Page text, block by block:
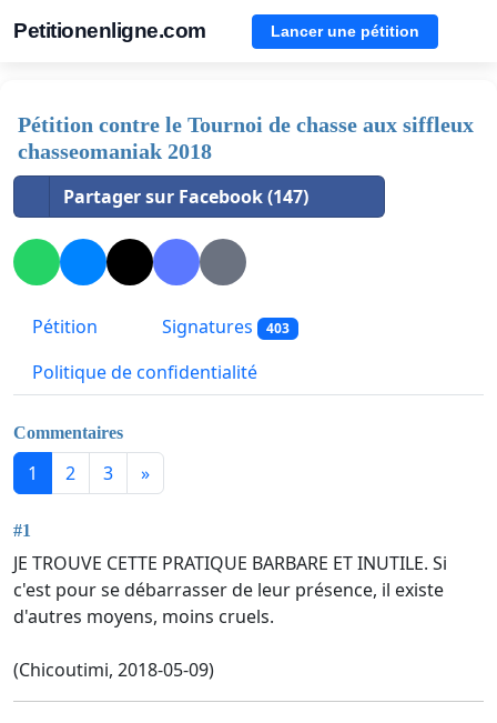
Petitionenligne.com Lancer une pétition
Pétition contre le Tournoi de chasse aux siffleux
chasseomaniak 2018
Partager sur Facebook (147)
Pétition Signatures 403
Politique de confidentialité
Commentaires
1 2 3 »
#1
JE TROUVE CETTE PRATIQUE BARBARE ET INUTILE. Si
c'est pour se débarrasser de leur présence, il existe
d'autres moyens, moins cruels.
(Chicoutimi, 2018-05-09)